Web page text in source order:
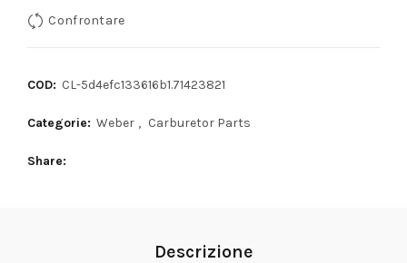
Confrontare
COD: CL-5d4efc133616b1.71423821
Categorie: Weber , Carburetor Parts
Share
Descrizione